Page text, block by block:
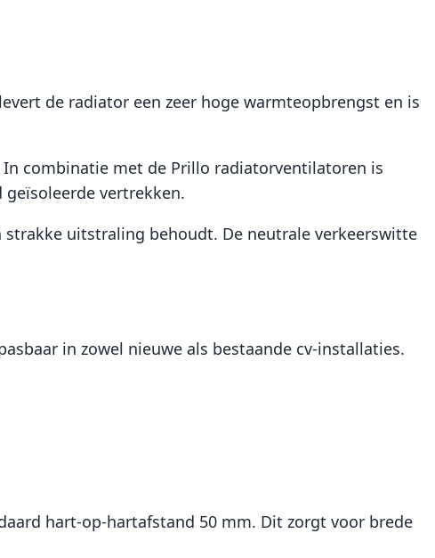
de radiator een zeer hoge warmteopbrengst en is
combinatie met de Prillo radiatorventilatoren is
vertrekken.
uitstraling behoudt. De neutrale verkeerswitte
in zowel nieuwe als bestaande cv-installaties.
hart-op-hartafstand 50 mm. Dit zorgt voor brede